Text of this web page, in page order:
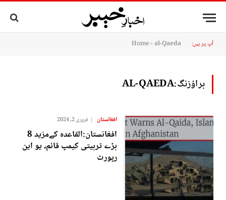
آپ پر ہیں: Home»al-Qaeda
براؤزنگ:AL-QAEDA
افغانستان فروری 2, 2024
افغانستان:القاعدہ کےمزید 8
بڑے تربیتی کیمپ قائم، یو این
رپورٹ